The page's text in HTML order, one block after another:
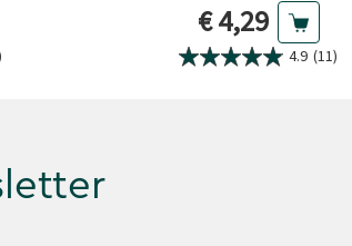
Aktueller Preis
€ 4,29
4.9 (11)